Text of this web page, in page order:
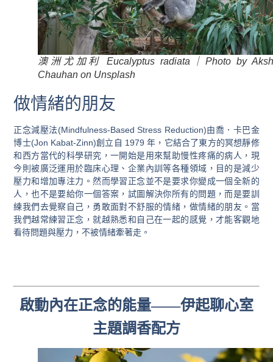
澳洲尤加利 Eucalyptus radiata｜Photo by
Chauhan on Unsplash
做情緒的朋友
正念減壓法(Mindfulness-Based Stress Reduction)由喬．卡巴金
博士(Jon Kabat-Zinn)創立自 1979 年，它結合了東方的冥想靜修
和西方當代的科學研究，一開始是用來幫助慢性疼痛的病人，現
今則被廣泛運用於臨床心理、企業內訓等各種領域，目的是減少
壓力和增加專注力。然而學習正念並不是要求你變成一個全新的
人，也不是要給你一個答案，試圖解決你所有的問題，而是要訓
練我們去覺察自己，勇敢面對不舒服的情緒，做情緒的朋友。當
我們越常練習正念，就越熟悉和自己在一起的感覺，才能客觀地
看待問題與壓力，不被情緒牽著走。
啟動內在正念的能量——伊起聊心室
主題調香配方